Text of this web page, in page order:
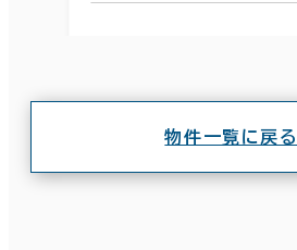
物件一覧に戻る